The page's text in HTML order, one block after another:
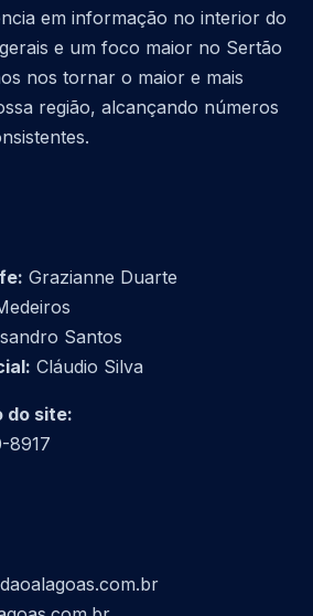
em informação no interior do
e um foco maior no Sertão
nos tornar o maior e mais
região, alcançando números
Grazianne Duarte
Santos
Cláudio Silva
do site:
8917